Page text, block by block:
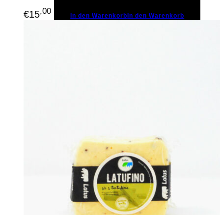
€15,00 In den WarenkorbIn den Warenkorb